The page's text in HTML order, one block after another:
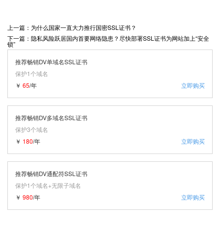
上一篇：为什么国家一直大力推行国密SSL证书？
下一篇：隐私风险跃居国内首要网络隐患？尽快部署SSL证书为网站加上“安全
锁”
推荐畅销DV单域名SSL证书
保护1个域名
立即购买
￥ 65/年
推荐畅销DV多域名SSL证书
保护3个域名
立即购买
￥ 180/年
推荐畅销DV通配符SSL证书
保护1个域名+无限子域名
立即购买
￥ 980/年